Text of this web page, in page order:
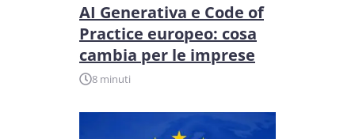
AI Generativa e Code of
Practice europeo: cosa
cambia per le imprese
8 minuti